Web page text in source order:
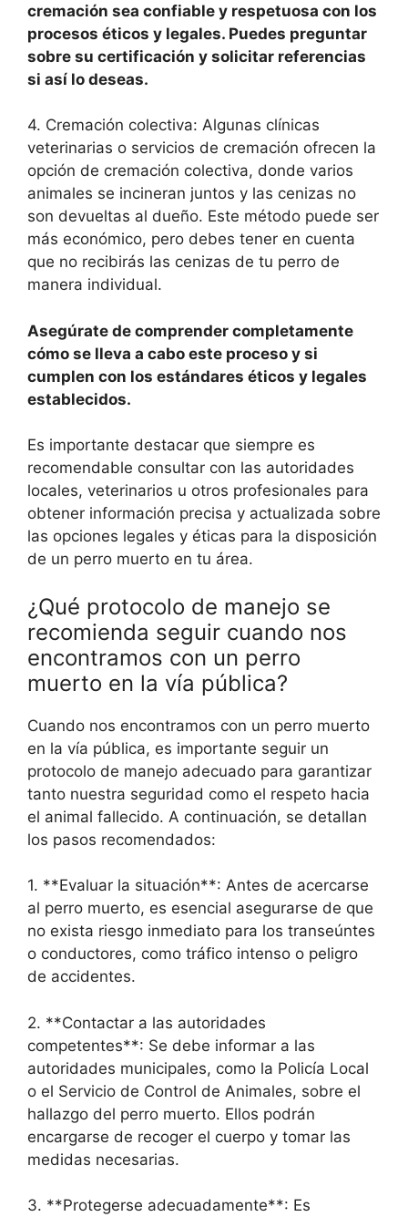
cremación sea confiable y respetuosa con los
procesos éticos y legales. Puedes preguntar
sobre su certificación y solicitar referencias
si así lo deseas.
4. Cremación colectiva: Algunas clínicas
veterinarias o servicios de cremación ofrecen la
opción de cremación colectiva, donde varios
animales se incineran juntos y las cenizas no
son devueltas al dueño. Este método puede ser
más económico, pero debes tener en cuenta
que no recibirás las cenizas de tu perro de
manera individual.
Asegúrate de comprender completamente
cómo se lleva a cabo este proceso y si
cumplen con los estándares éticos y legales
establecidos.
Es importante destacar que siempre es
recomendable consultar con las autoridades
locales, veterinarios u otros profesionales para
obtener información precisa y actualizada sobre
las opciones legales y éticas para la disposición
de un perro muerto en tu área.
¿Qué protocolo de manejo se
recomienda seguir cuando nos
encontramos con un perro
muerto en la vía pública?
Cuando nos encontramos con un perro muerto
en la vía pública, es importante seguir un
protocolo de manejo adecuado para garantizar
tanto nuestra seguridad como el respeto hacia
el animal fallecido. A continuación, se detallan
los pasos recomendados:
1. **Evaluar la situación**: Antes de acercarse
al perro muerto, es esencial asegurarse de que
no exista riesgo inmediato para los transeúntes
o conductores, como tráfico intenso o peligro
de accidentes.
2. **Contactar a las autoridades
competentes**: Se debe informar a las
autoridades municipales, como la Policía Local
o el Servicio de Control de Animales, sobre el
hallazgo del perro muerto. Ellos podrán
encargarse de recoger el cuerpo y tomar las
medidas necesarias.
3. **Protegerse adecuadamente**: Es